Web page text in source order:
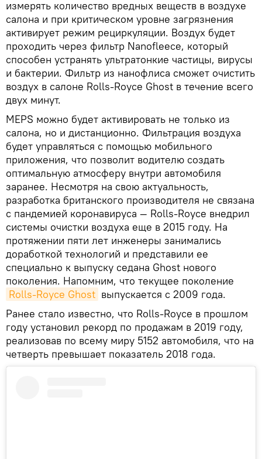
измерять количество вредных веществ в воздухе
салона и при критическом уровне загрязнения
активирует режим рециркуляции. Воздух будет
проходить через фильтр Nanofleece, который
способен устранять ультратонкие частицы, вирусы
и бактерии. Фильтр из нанофлиса сможет очистить
воздух в салоне Rolls-Royce Ghost в течение всего
двух минут.
MEPS можно будет активировать не только из
салона, но и дистанционно. Фильтрация воздуха
будет управляться с помощью мобильного
приложения, что позволит водителю создать
оптимальную атмосферу внутри автомобиля
заранее. Несмотря на свою актуальность,
разработка британского производителя не связана
с пандемией коронавируса — Rolls-Royce внедрил
системы очистки воздуха еще в 2015 году. На
протяжении пяти лет инженеры занимались
доработкой технологий и представили ее
специально к выпуску седана Ghost нового
поколения. Напомним, что текущее поколение
Rolls-Royce Ghost выпускается с 2009 года.
Ранее стало известно, что Rolls-Royce в прошлом
году установил рекорд по продажам в 2019 году,
реализовав по всему миру 5152 автомобиля, что на
четверть превышает показатель 2018 года.